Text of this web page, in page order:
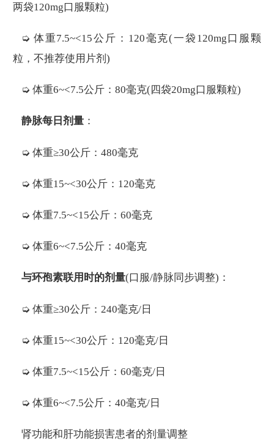
两袋120mg口服颗粒)
➭ 体重7.5~<15公斤：120毫克(一袋120mg口服颗
粒，不推荐使用片剂)
➭ 体重6~<7.5公斤：80毫克(四袋20mg口服颗粒)
静脉每日剂量 ：
➭ 体重≥30公斤：480毫克
➭ 体重15~<30公斤：120毫克
➭ 体重7.5~<15公斤：60毫克
➭ 体重6~<7.5公斤：40毫克
与环孢素联用时的剂量(口服/静脉同步调整)：
➭ 体重≥30公斤：240毫克/日
➭ 体重15~<30公斤：120毫克/日
➭ 体重7.5~<15公斤：60毫克/日
➭ 体重6~<7.5公斤：40毫克/日
肾功能和肝功能损害患者的剂量调整